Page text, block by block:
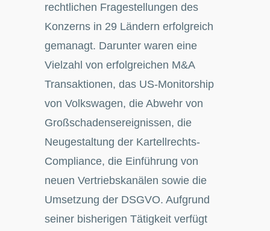
rechtlichen Fragestellungen des
Konzerns in 29 Ländern erfolgreich
gemanagt. Darunter waren eine
Vielzahl von erfolgreichen M&A
Transaktionen, das US-Monitorship
von Volkswagen, die Abwehr von
Großschadensereignissen, die
Neugestaltung der Kartellrechts-
Compliance, die Einführung von
neuen Vertriebskanälen sowie die
Umsetzung der DSGVO. Aufgrund
seiner bisherigen Tätigkeit verfügt